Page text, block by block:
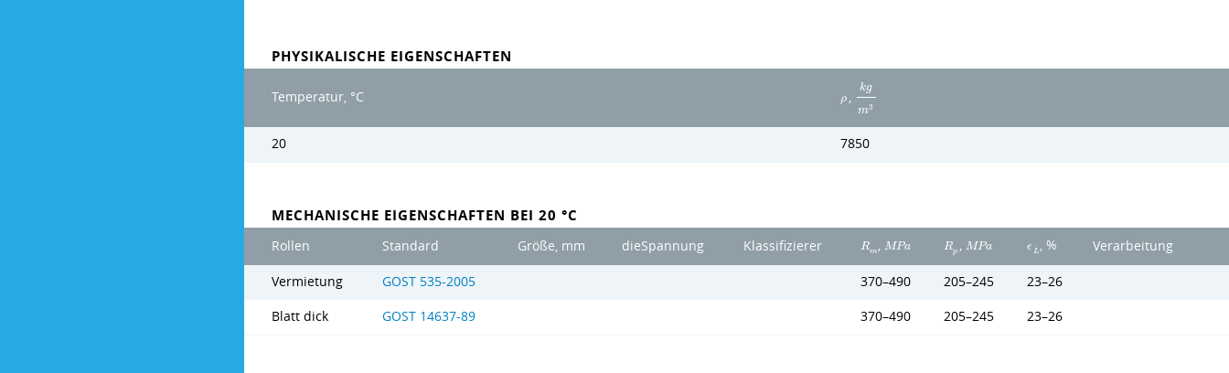
PHYSIKALISCHE EIGENSCHAFTEN
Temperatur, °C ρ ,
kg
m3
20 7850
MECHANISCHE EIGENSCHAFTEN BEI 20 °C
Rollen Standard Größe, mm dieSpannung Klassifizierer Rm , MPa Rp , MPa ϵ L, % Verarbeitung
Vermietung GOST 535-2005 370–490 205–245 23–26
Blatt dick GOST 14637-89 370–490 205–245 23–26